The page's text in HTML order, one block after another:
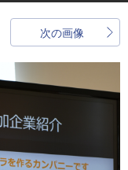
次の画像